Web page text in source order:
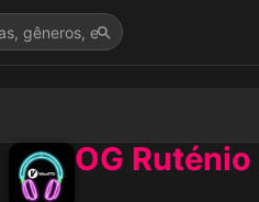
OG Ruténio